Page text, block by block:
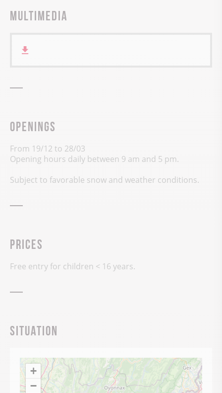
Multimedia
Openings
From 19/12 to 28/03
Opening hours daily between 9 am and 5 pm.
Subject to favorable snow and weather conditions.
Prices
Free entry for children < 16 years.
Situation
+
−